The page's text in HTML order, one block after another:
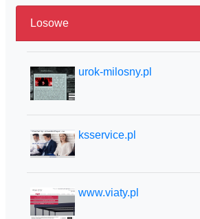
Losowe
urok-milosny.pl
ksservice.pl
www.viaty.pl